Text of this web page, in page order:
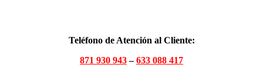
Teléfono de Atención al Cliente:
871 930 943–633 088 417